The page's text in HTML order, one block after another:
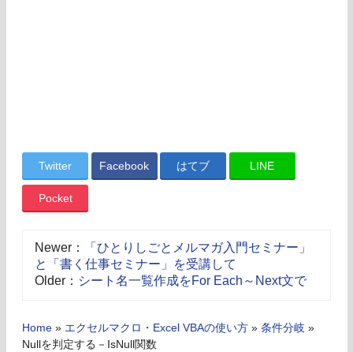
Twitter Facebook はてブ LINE
Pocket
Newer：
「ひとりしごとメルマガ入門セミナー」
と「書く仕事セミナー」を受講して
Older： シート名一覧作成をFor Each～Next文で
Home » エクセルマクロ・Excel VBAの使い方 » 条件分岐 »
Nullを判定する－IsNull関数